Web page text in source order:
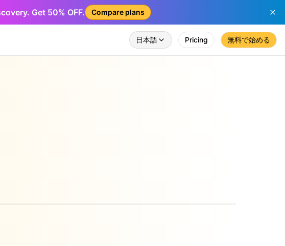
Get 50% OFF. Compare plans
日本語 Pricing 無料で始める